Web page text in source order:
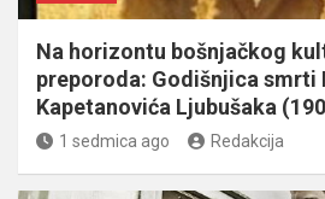
Na horizontu bošnjačkog
preporoda: Godišnjica smrti
Kapetanovića Ljubušaka
1 sedmica ago Redakcija